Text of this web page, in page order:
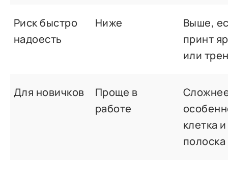
Риск быстро
надоесть
Ниже
Выше,
принт
или
Для новичков
Проще в
работе
клетка и
полоска